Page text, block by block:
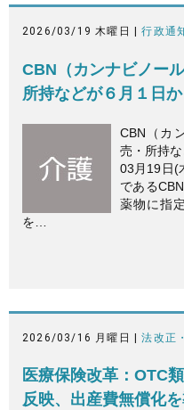
2026/03/19 木曜日 |行政通
CBN（カンナビノー
所持などが６月１日か
CBN（カ
売・所持
03月19日(
である
薬物に指
を…
2026/03/16 月曜日 |法改正
医療保険改革：OTC
反映、出産費無償化を